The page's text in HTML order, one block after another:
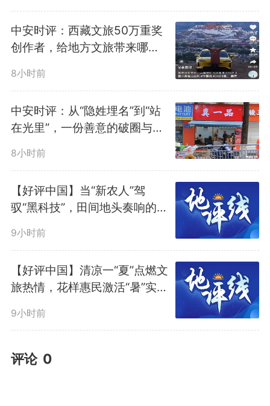
中安时评：西藏文旅50万重奖
创作者，给地方文旅带来哪些
8小时前
中安时评：从“隐姓埋名”到“站
在光里”，一份善意的破圈与回
8小时前
【好评中国】当“新农人”驾
驭“黑科技”，田间地头奏响的是
9小时前
【好评中国】清凉一“夏”点燃文
旅热情，花样惠民激活“暑”实精
9小时前
评论 0